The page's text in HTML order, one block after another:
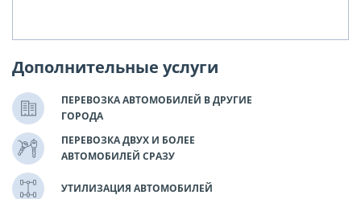
Дополнительные услуги
ПЕРЕВОЗКА АВТОМОБИЛЕЙ В ДРУГИЕ
ГОРОДА
ПЕРЕВОЗКА ДВУХ И БОЛЕЕ
АВТОМОБИЛЕЙ СРАЗУ
УТИЛИЗАЦИЯ АВТОМОБИЛЕЙ